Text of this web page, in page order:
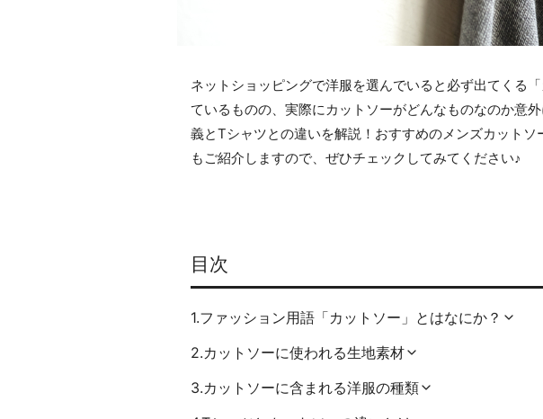
ネットショッピングで洋服を選んでいると必ず出てくる
ているものの、実際にカットソーがどんなものなのか意
義とTシャツとの違いを解説！おすすめのメンズカット
もご紹介しますので、ぜひチェックしてみてください♪
目次
1.ファッション用語「カットソー」とはなにか？
2.カットソーに使われる生地素材
3.カットソーに含まれる洋服の種類